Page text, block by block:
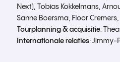
Next), Tobias Kokkelmans,
Sanne Boersma, Floor
Tourplanning & acquisitie:
Internationale relaties: Jimmy-